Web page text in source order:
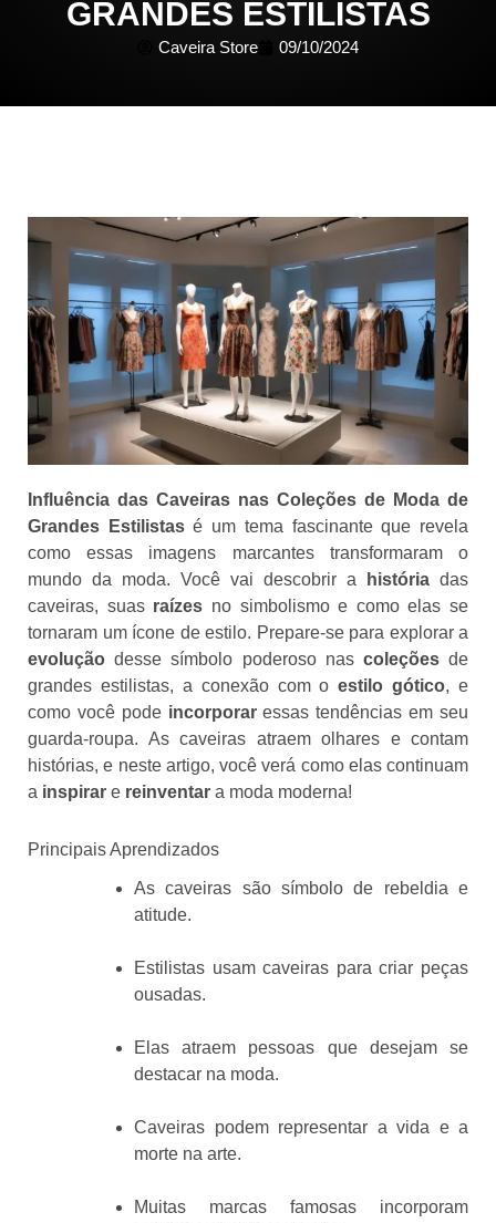
GRANDES ESTILISTAS
Caveira Store 09/10/2024
Influência das Caveiras nas Coleções de Moda de
Grandes Estilistasé um tema fascinante que revela
como essas imagens marcantes transformaram o
mundo da moda. Você vai descobrir a
história das
caveiras, suas raízes no simbolismo e como elas se
tornaram um ícone de estilo. Prepare-se para explorar a
evolução desse símbolo poderoso nas coleçõesde
grandes estilistas, a conexão com oestilo gótico, e
como você pode incorporaressas tendências em seu
guarda-roupa. As caveiras atraem olhares e contam
histórias, e neste artigo, você verá como elas continuam
a inspirar e reinventar a moda moderna!
Principais Aprendizados
As caveiras são símbolo de rebeldia e
atitude.
Estilistas usam caveiras para criar peças
ousadas.
Elas atraem pessoas que desejam se
destacar na moda.
Caveiras podem representar a vida e a
morte na arte.
Muitas marcas famosas incorporam